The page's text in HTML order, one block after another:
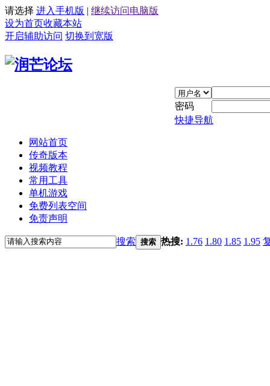
请选择 进入手机版 | 继续访问电脑版
设为首页收藏本站
开启辅助访问 切换到宽版
密码
快捷导航
网站首页
传奇版本
视频教程
常用工具
单机游戏
免费列表空间
免责声明
搜索 搜索 热搜: 1.76 1.80 1.85 1.95